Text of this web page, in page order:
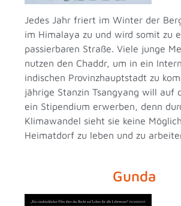
Jedes Jahr friert im Winter der
im Himalaya zu und wird somit zu
passierbaren Straße. Viele junge
nutzen den Chaddr, um in ein
indischen Provinzhauptstadt zu
jährige Stanzin Tsangyang will auf
ein Stipendium erwerben, denn
Klimawandel sieht sie keine
Heimatdorf zu leben und zu
Gunda